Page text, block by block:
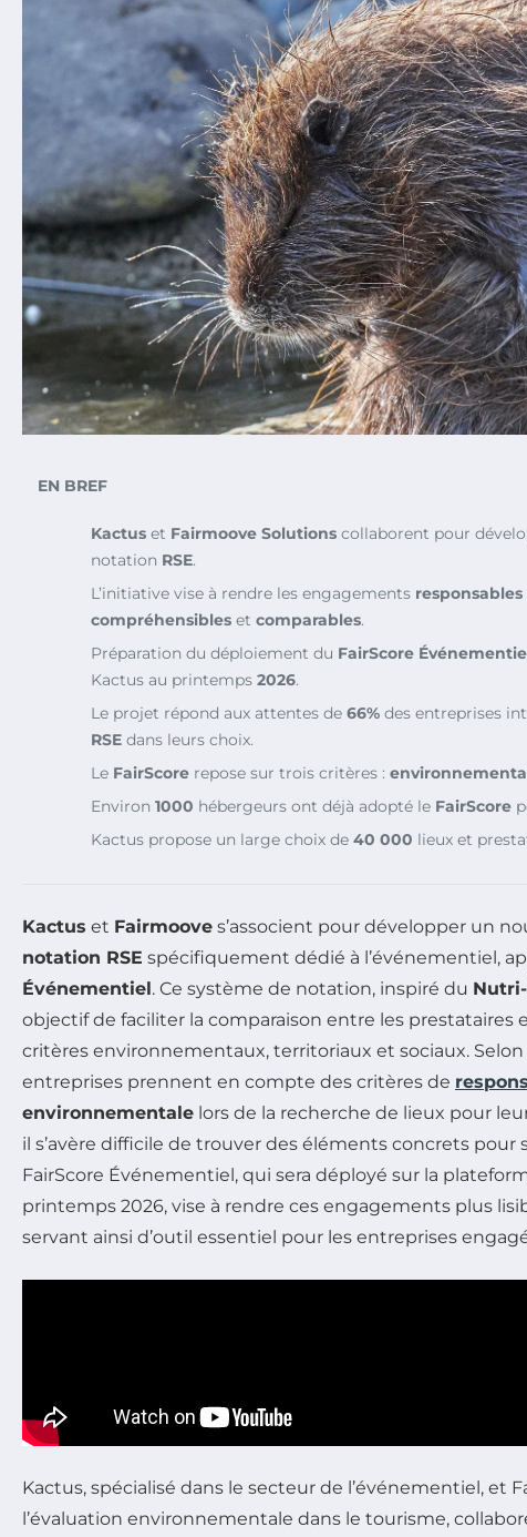
EN BREF
Kactus et Fairmoove Solutions collaborent pour
notation RSE.
L’initiative vise à rendre les engagements responsables
compréhensibles et comparables.
Préparation du déploiement du FairScore
Kactus au printemps 2026.
Le projet répond aux attentes de 66% des entreprises
RSE dans leurs choix.
Le FairScore repose sur trois critères :
Environ 1000 hébergeurs ont déjà adopté le FairScore
Kactus propose un large choix de 40 000 lieux et
Kactus et Fairmoove s’associent pour développer un
notation RSE spécifiquement dédié à l’événementiel,
Événementiel. Ce système de notation, inspiré du
objectif de faciliter la comparaison entre les prestataires
critères environnementaux, territoriaux et sociaux.
entreprises prennent en compte des critères de
environnementale lors de la recherche de lieux pour
il s’avère difficile de trouver des éléments concrets pour
FairScore Événementiel, qui sera déployé sur la
printemps 2026, vise à rendre ces engagements plus
servant ainsi d’outil essentiel pour les entreprises
Kactus, spécialisé dans le secteur de l’événementiel, et
l’évaluation environnementale dans le tourisme,